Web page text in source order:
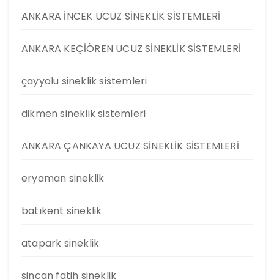
ANKARA İNCEK UCUZ SİNEKLİK SİSTEMLERİ
ANKARA KEÇİÖREN UCUZ SİNEKLİK SİSTEMLERİ
çayyolu sineklik sistemleri
dikmen sineklik sistemleri
ANKARA ÇANKAYA UCUZ SİNEKLİK SİSTEMLERİ
eryaman sineklik
batıkent sineklik
atapark sineklik
sincan fatih sineklik